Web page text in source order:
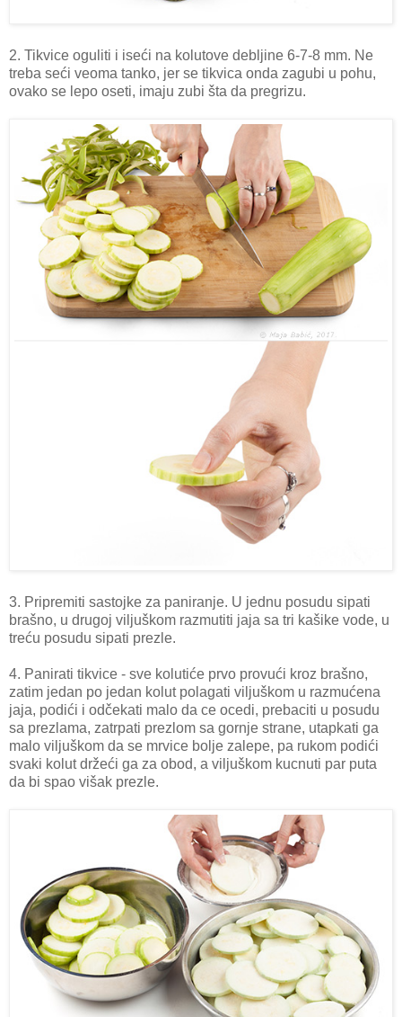
2. Tikvice oguliti i iseći na kolutove debljine 6-7-8 mm. Ne
treba seći veoma tanko, jer se tikvica onda zagubi u pohu,
ovako se lepo oseti, imaju zubi šta da pregrizu.
3. Pripremiti sastojke za paniranje. U jednu posudu sipati
brašno, u drugoj viljuškom razmutiti jaja sa tri kašike vode, u
treću posudu sipati prezle.
4. Panirati tikvice - sve kolutiće prvo provući kroz brašno,
zatim jedan po jedan kolut polagati viljuškom u razmućena
jaja, podići i odčekati malo da ce ocedi, prebaciti u posudu
sa prezlama, zatrpati prezlom sa gornje strane, utapkati ga
malo viljuškom da se mrvice bolje zalepe, pa rukom podići
svaki kolut držeći ga za obod, a viljuškom kucnuti par puta
da bi spao višak prezle.